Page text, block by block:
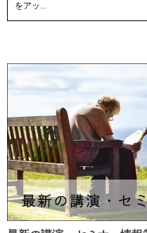
をアッ…